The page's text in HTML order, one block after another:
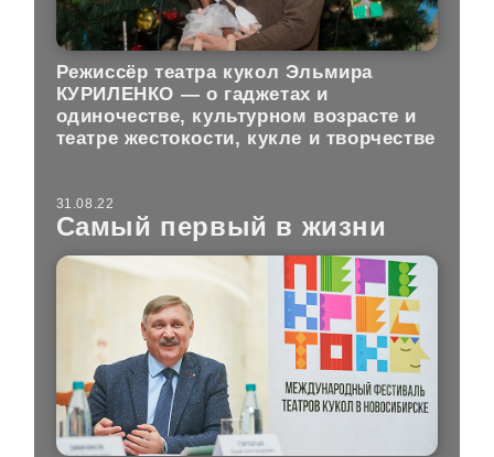
Режиссёр театра кукол Эльмира
КУРИЛЕНКО — о гаджетах и
одиночестве, культурном возрасте и
театре жестокости, кукле и творчестве
31.08.22
Самый первый в жизни